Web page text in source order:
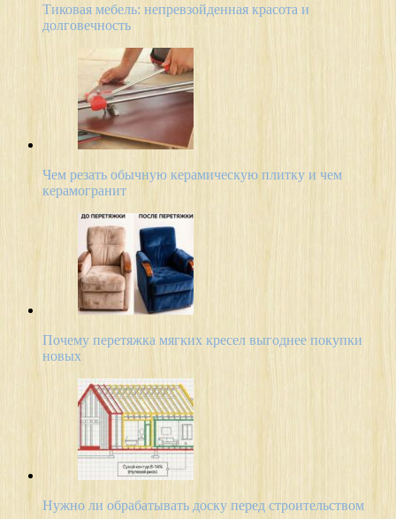
Тиковая мебель: непревзойденная красота и
долговечность
Чем резать обычную керамическую плитку и чем
керамогранит
Почему перетяжка мягких кресел выгоднее покупки
новых
Нужно ли обрабатывать доску перед строительством